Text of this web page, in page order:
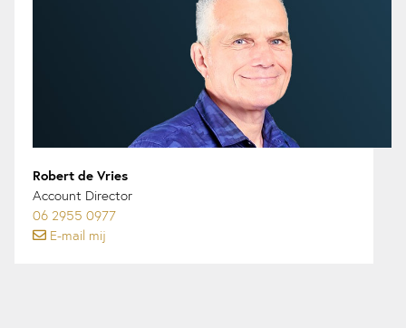
Robert de Vries
Account Director
06 2955 0977
E-mail mij